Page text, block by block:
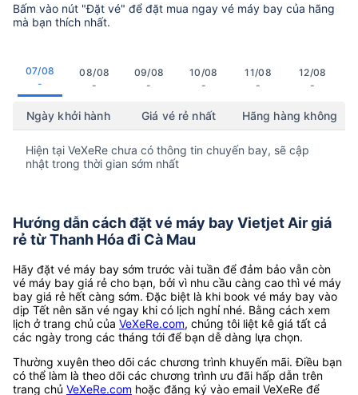
Bấm vào nút "Đặt vé" để đặt mua ngay vé máy bay của hãng
mà bạn thích nhất.
07/08
-
08/08
-
09/08
-
10/08
-
11/08
-
12/08
-
Ngày khởi hành Giá vé rẻ nhất Hãng hàng không
Hiện tại VeXeRe chưa có thông tin chuyến bay, sẽ cập
nhật trong thời gian sớm nhất
Hướng dẫn cách đặt vé máy bay Vietjet Air giá
rẻ từ Thanh Hóa đi Cà Mau
Hãy đặt vé máy bay sớm trước vài tuần để đảm bảo vẫn còn
vé máy bay giá rẻ cho bạn, bởi vì nhu cầu càng cao thì vé máy
bay giá rẻ hết càng sớm. Đặc biệt là khi book vé máy bay vào
dịp Tết nên săn vé ngay khi có lịch nghỉ nhé. Bằng cách xem
lịch ở trang chủ của VeXeRe.com, chúng tôi liệt kê giá tất cả
các ngày trong các tháng tới để bạn dễ dàng lựa chọn.
Thường xuyên theo dõi các chương trình khuyến mãi. Điều bạn
có thể làm là theo dõi các chương trình ưu đãi hấp dẫn trên
trang chủ VeXeRe.com hoặc đăng ký vào email VeXeRe để